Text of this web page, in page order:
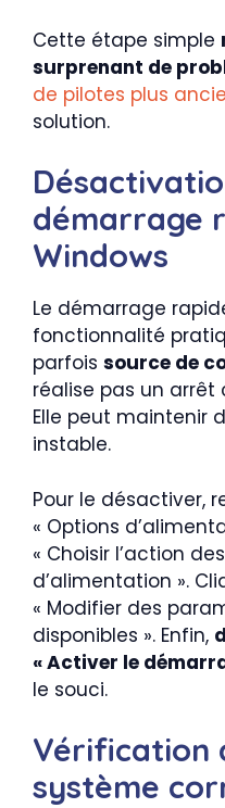
Cette étape simple
surprenant de
de pilotes plus
solution.
démarrage
Windows
Le démarrage
fonctionnalité
parfois source de
réalise pas un
Elle peut maintenir
instable.
Pour le désactiver,
« Options
« Choisir l’action
d’alimentation ».
« Modifier des
disponibles ». Enfin,
« Activer le
le souci.
Vérification
système